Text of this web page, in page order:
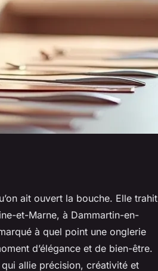
ait ouvert la bouche. Elle trahit
et-Marne, à Dammartin-en-
à quel point une onglerie
d’élégance et de bien-être.
qui allie précision, créativité et